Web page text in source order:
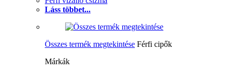
Láss többet...
Összes termék megtekintése Férfi cipők
Márkák